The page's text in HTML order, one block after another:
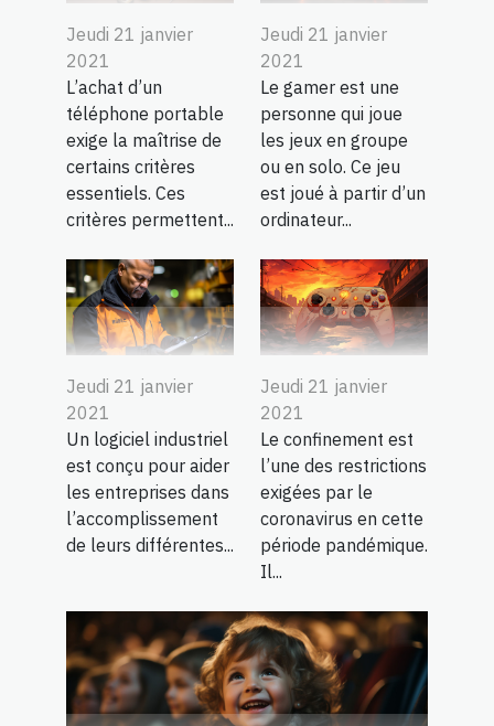
Jeudi 21 janvier
2021
L’achat d’un
téléphone portable
exige la maîtrise de
certains critères
essentiels. Ces
critères permettent...
Jeudi 21 janvier
2021
Le gamer est une
personne qui joue
les jeux en groupe
ou en solo. Ce jeu
est joué à partir d’un
ordinateur...
Jeudi 21 janvier
2021
Un logiciel industriel
est conçu pour aider
les entreprises dans
l’accomplissement
de leurs différentes...
Jeudi 21 janvier
2021
Le confinement est
l’une des restrictions
exigées par le
coronavirus en cette
période pandémique.
Il...